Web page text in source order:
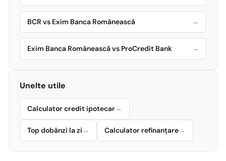
BCR vs Exim Banca Românească →
Exim Banca Românească vs ProCredit Bank →
Unelte utile
Calculator credit ipotecar→
Top dobânzi la zi → Calculator refinanțare→